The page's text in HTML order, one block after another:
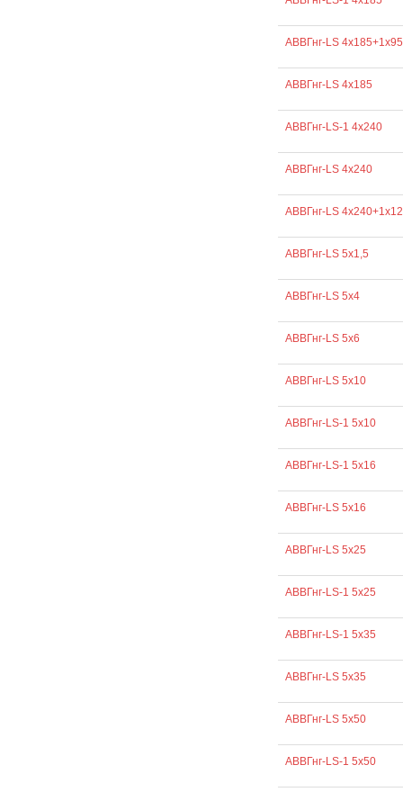
АВВГнг-LS 4х185+1х95
АВВГнг-LS 4х185
АВВГнг-LS-1 4х240
АВВГнг-LS 4х240
АВВГнг-LS
АВВГнг-LS 5х1,5
АВВГнг-LS 5х4
АВВГнг-LS 5х6
АВВГнг-LS 5х10
АВВГнг-LS-1 5х10
АВВГнг-LS-1 5х16
АВВГнг-LS 5х16
АВВГнг-LS 5х25
АВВГнг-LS-1 5х25
АВВГнг-LS-1 5х35
АВВГнг-LS 5х35
АВВГнг-LS 5х50
АВВГнг-LS-1 5х50